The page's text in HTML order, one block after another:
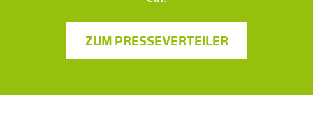
ZUM PRESSEVERTEILER